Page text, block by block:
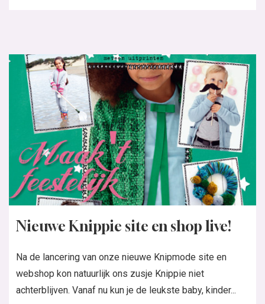
Nieuwe Knippie site en shop live!
Na de lancering van onze nieuwe Knipmode site en
webshop kon natuurlijk ons zusje Knippie niet
achterblijven. Vanaf nu kun je de leukste baby, kinder...